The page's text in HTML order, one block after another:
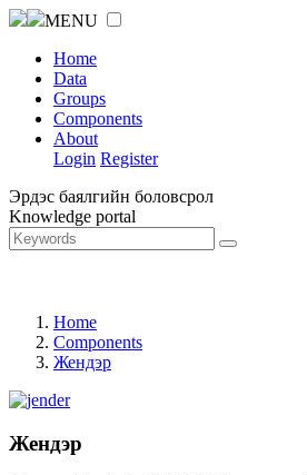
MENU
Home
Data
Groups
Components
About
Login Register
Эрдэс баялгийн боловсрол
Knowledge portal
Home
Components
Жендэр
Жендэр